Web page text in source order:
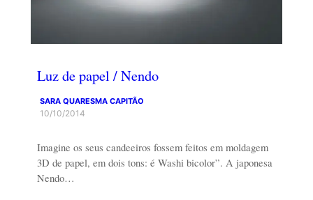
Luz de papel / Nendo
SARA QUARESMA CAPITÃO
10/10/2014
Imagine os seus candeeiros fossem feitos em moldagem
3D de papel, em dois tons: é Washi bicolor”. A japonesa
Nendo…